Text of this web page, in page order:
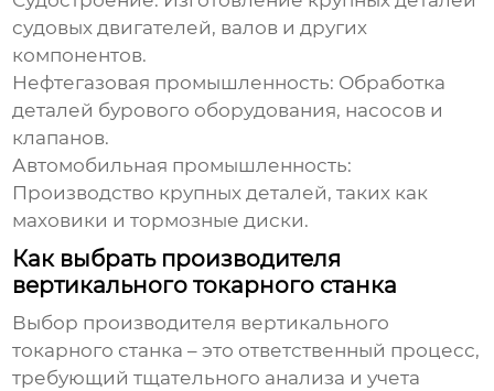
судовых двигателей, валов и других
компонентов.
Нефтегазовая промышленность: Обработка
деталей бурового оборудования, насосов и
клапанов.
Автомобильная промышленность:
Производство крупных деталей, таких как
маховики и тормозные диски.
Как выбрать производителя
вертикального токарного станка
Выбор производителя вертикального
токарного станка – это ответственный процесс,
требующий тщательного анализа и учета